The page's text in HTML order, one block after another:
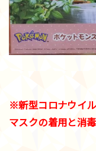
※新型コロナウイ
マスクの着用と消